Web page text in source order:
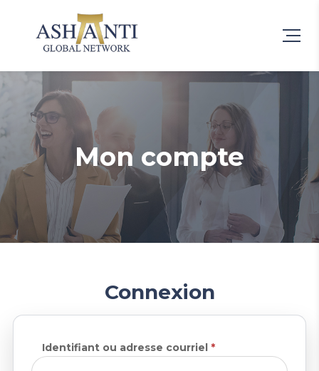
Mon compte
Connexion
Identifiant ou adresse courriel *Obligatoire